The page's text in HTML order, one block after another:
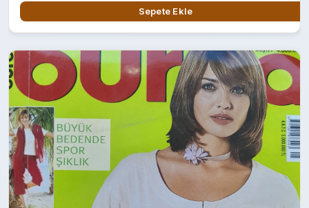
Sepete Ekle